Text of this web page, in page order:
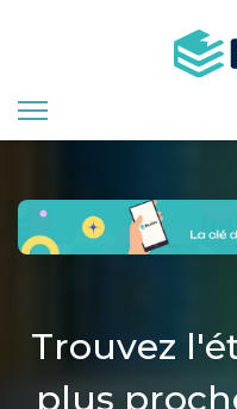
principal
Trouvez
plus